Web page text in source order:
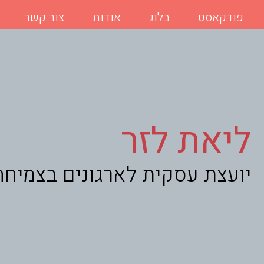
פודקאסט בלוג אודות צור קשר
ליאת לזר
יועצת עסקית לארגונים